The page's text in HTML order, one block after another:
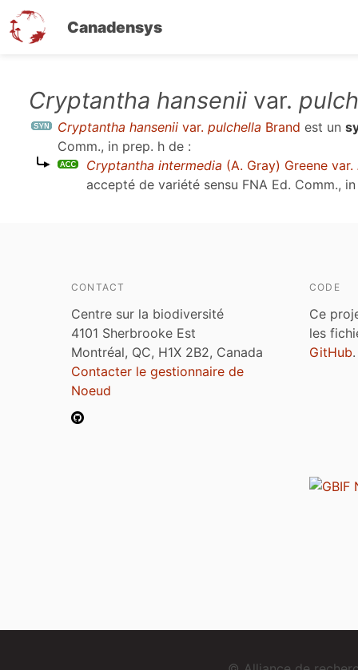
Canadensys
contenu
Cryptantha hansenii var.
Cryptantha hansenii var. pulchella Brand est un
Comm., in prep. h de :
Cryptantha intermedia (A. Gray) Greene var.
accepté de variété sensu FNA Ed. Comm.,
CONTACT
Centre sur la biodiversité
4101 Sherbrooke Est
Montréal, QC, H1X 2B2, Canada
Contacter le gestionnaire de
Noeud
CODE
Ce
les
GitHub.